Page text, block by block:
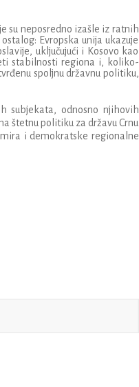
su neposredno izašle iz ratnih
Evropska unija ukazuje
uključujući i Kosovo kao
stabilnosti regiona i, koliko-
spoljnu državnu politiku,
subjekata, odnosno njihovih
štetnu politiku za državu Crnu
i demokratske regionalne